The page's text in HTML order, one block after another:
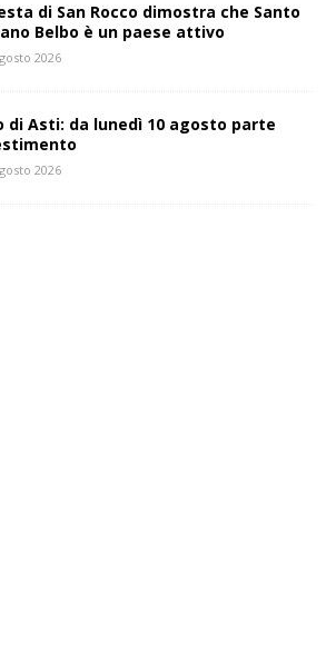
di San Rocco dimostra che Santo
Belbo è un paese attivo
2026
di Asti: da lunedì 10 agosto parte
2026